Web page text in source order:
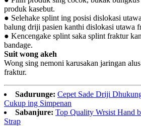
produk kasebut.
● Selehake splint ing posisi dislokasi
balung driji pasien kanthi dislokasi utawa
● Kencengake splint saka splint fraktur
bandage.
Suit wong akeh
Wong sing nemoni karusakan jaringan
fraktur.
Sadurunge: Cepet Sade Driji
Cukup ing Simpenan
Sabanjure: Top Quality Wrsist Hand
Strap